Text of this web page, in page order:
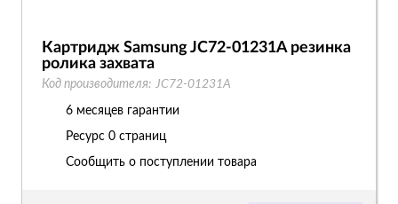
Картридж Samsung JC72-01231A резинка
ролика захвата
Код производителя: JC72-01231A
6 месяцев гарантии
Ресурс 0 страниц
Сообщить о поступлении товара